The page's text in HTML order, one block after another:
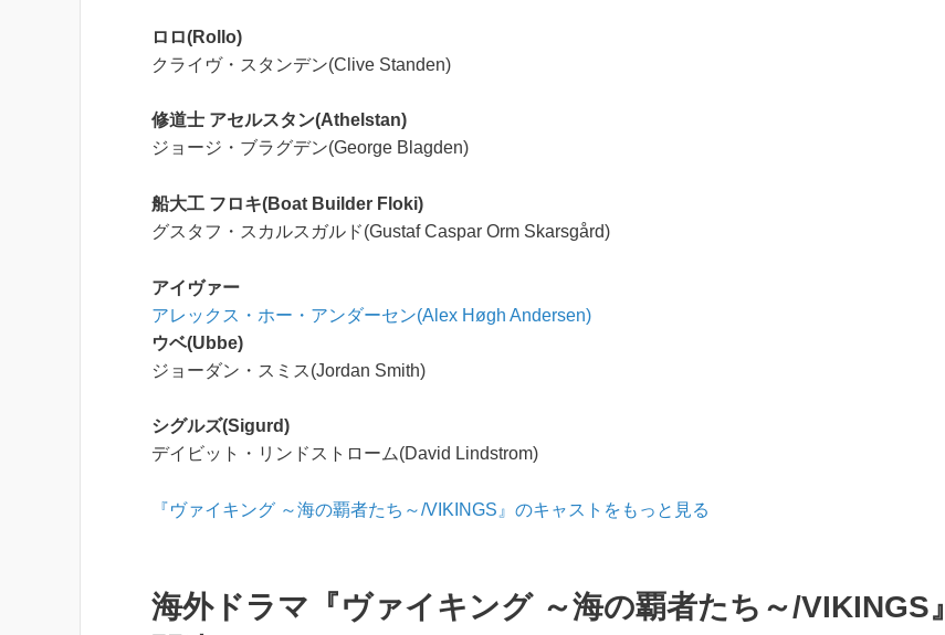
ロロ(Rollo)
クライヴ・スタンデン(Clive Standen)
修道士 アセルスタン(Athelstan)
ジョージ・ブラグデン(George Blagden)
船大工 フロキ(Boat Builder Floki)
グスタフ・スカルスガルド(Gustaf Caspar Orm Skarsgård)
アイヴァー
アレックス・ホー・アンダーセン(Alex Høgh Andersen)
ウベ(Ubbe)
ジョーダン・スミス(Jordan Smith)
シグルズ(Sigurd)
デイビット・リンドストローム(David Lindstrom)
『ヴァイキング ～海の覇者たち～/VIKINGS』のキャストをもっと見る
海外ドラマ『ヴァイキング ～海の覇者たち～/VIKINGS』